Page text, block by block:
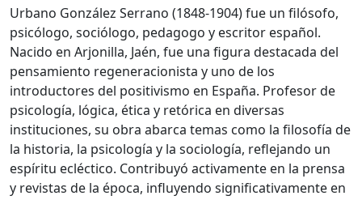
Urbano González Serrano (1848-1904) fue un filósofo,
psicólogo, sociólogo, pedagogo y escritor español.
Nacido en Arjonilla, Jaén, fue una figura destacada del
pensamiento regeneracionista y uno de los
introductores del positivismo en España. Profesor de
psicología, lógica, ética y retórica en diversas
instituciones, su obra abarca temas como la filosofía de
la historia, la psicología y la sociología, reflejando un
espíritu ecléctico. Contribuyó activamente en la prensa
y revistas de la época, influyendo significativamente en